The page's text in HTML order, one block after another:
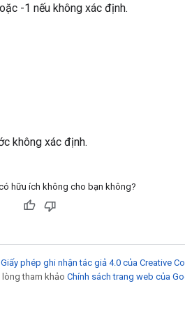
-1 nếu không xác định.
không xác định.
hữu ích không cho bạn không?
Giấy phép ghi nhận tác giả 4.0 của Creative
lòng tham khảo Chính sách trang web của